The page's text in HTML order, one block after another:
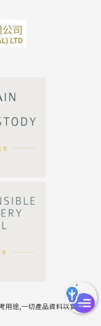
用途,一切產品資料以實物